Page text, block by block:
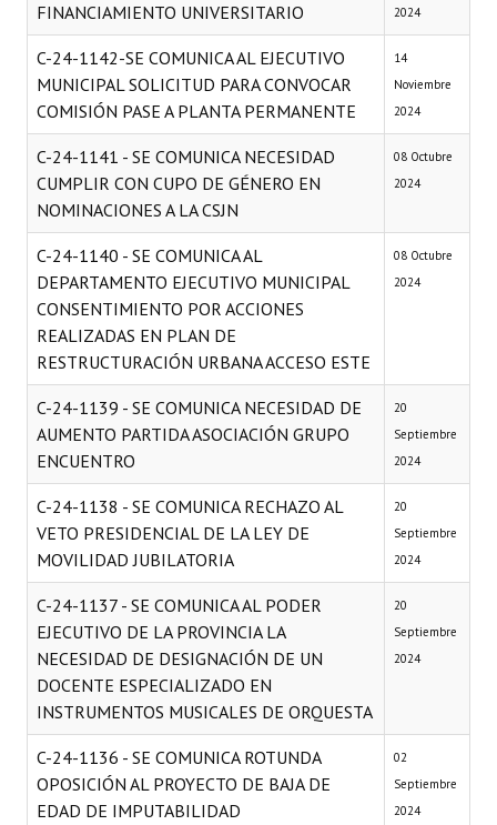
FINANCIAMIENTO UNIVERSITARIO
2024
C-24-1142-SE COMUNICA AL EJECUTIVO
MUNICIPAL SOLICITUD PARA CONVOCAR
COMISIÓN PASE A PLANTA PERMANENTE
14
Noviembre
2024
C-24-1141 - SE COMUNICA NECESIDAD
CUMPLIR CON CUPO DE GÉNERO EN
NOMINACIONES A LA CSJN
08 Octubre
2024
C-24-1140 - SE COMUNICA AL
DEPARTAMENTO EJECUTIVO MUNICIPAL
CONSENTIMIENTO POR ACCIONES
REALIZADAS EN PLAN DE
RESTRUCTURACIÓN URBANA ACCESO ESTE
08 Octubre
2024
C-24-1139 - SE COMUNICA NECESIDAD DE
AUMENTO PARTIDA ASOCIACIÓN GRUPO
ENCUENTRO
20
Septiembre
2024
C-24-1138 - SE COMUNICA RECHAZO AL
VETO PRESIDENCIAL DE LA LEY DE
MOVILIDAD JUBILATORIA
20
Septiembre
2024
C-24-1137 - SE COMUNICA AL PODER
EJECUTIVO DE LA PROVINCIA LA
NECESIDAD DE DESIGNACIÓN DE UN
DOCENTE ESPECIALIZADO EN
INSTRUMENTOS MUSICALES DE ORQUESTA
20
Septiembre
2024
C-24-1136 - SE COMUNICA ROTUNDA
OPOSICIÓN AL PROYECTO DE BAJA DE
EDAD DE IMPUTABILIDAD
02
Septiembre
2024